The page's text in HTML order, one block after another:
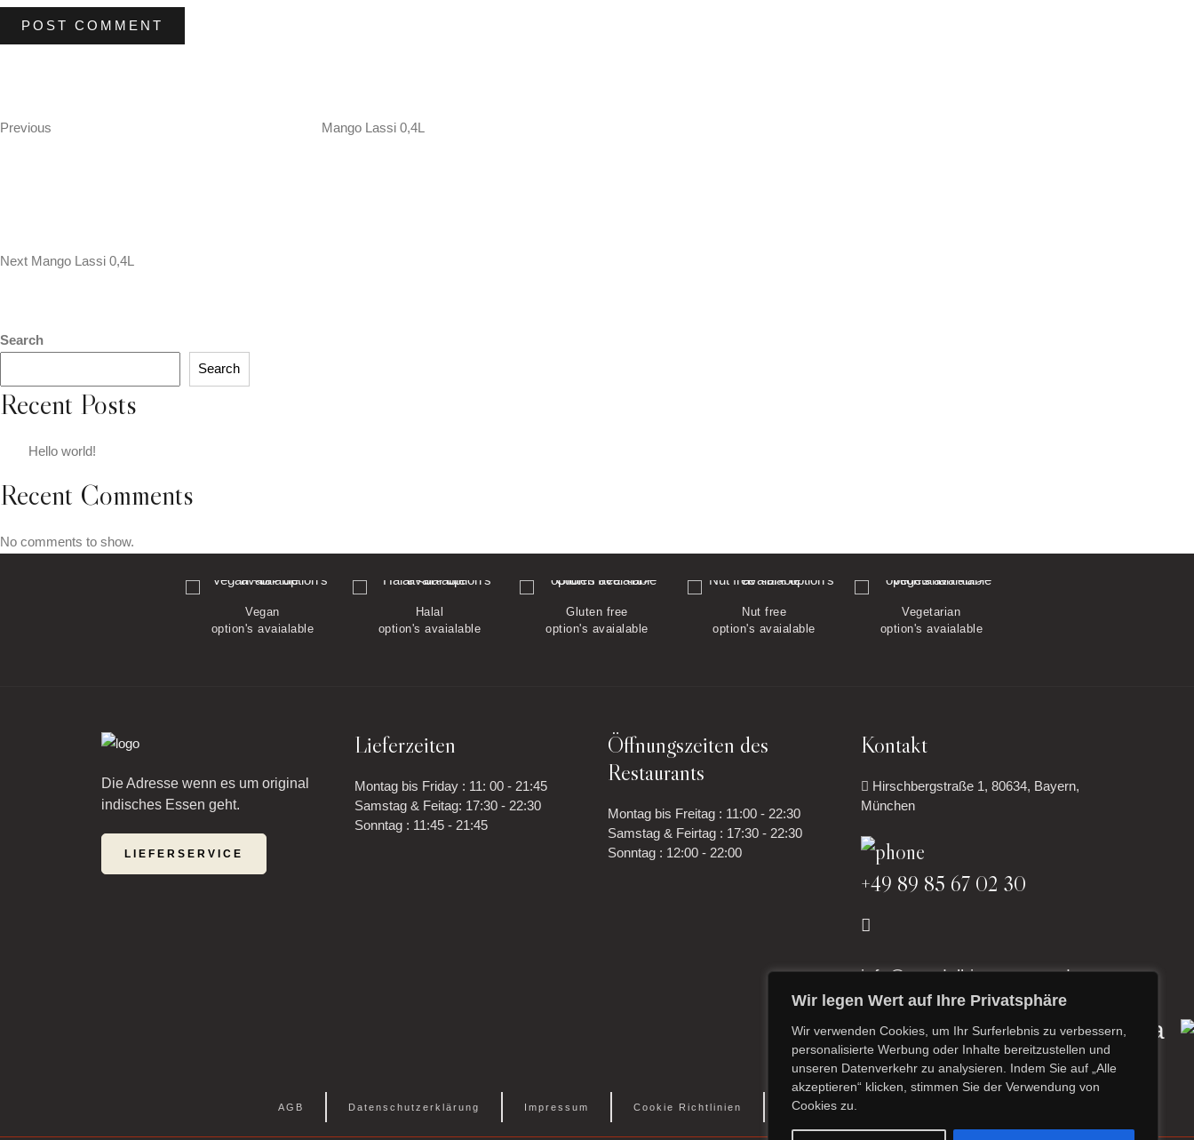
Wir legen Wert auf Ihre Privatsphäre
Wir verwenden Cookies, um Ihr Surferlebnis zu verbessern,
personalisierte Werbung oder Inhalte bereitzustellen und
unseren Datenverkehr zu analysieren. Indem Sie auf „Alle
akzeptieren“ klicken, stimmen Sie der Verwendung von
Cookies zu.
navigation
Previous Mango Lassi 0,4L
Next Mango Lassi 0,4L
Search
Search
Recent Posts
Hello world!
Recent Comments
No comments to show.
Vegan
option's avaialable
Halal
option's avaialable
Gluten free
option's avaialable
Nut free
option's avaialable
Vegetarian
option's avaialable
Die Adresse wenn es um original
indisches Essen geht.
LIEFERSERVICE
Lieferzeiten
Montag bis Friday : 11: 00 - 21:45
Samstag & Feitag: 17:30 - 22:30
Sonntag : 11:45 - 21:45
Öffnungszeiten des
Restaurants
Montag bis Freitag : 11:00 - 22:30
Samstag & Feirtag : 17:30 - 22:30
Sonntag : 12:00 - 22:00
Kontakt
Hirschbergstraße 1, 80634, Bayern,
München
+49 89 85 67 02 30
info@newdelhi-restaurant.de
AGB Datenschutz­erklärung Impressum Cookie Richtlinien Allergeneninformation